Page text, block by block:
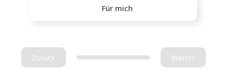
Für mich
Zurück Weiter